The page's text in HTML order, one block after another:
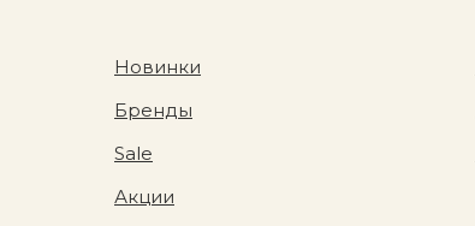
Новинки
Бренды
Sale
Акции